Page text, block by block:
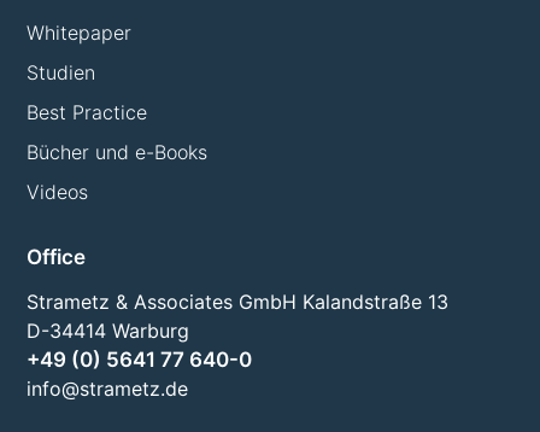
Whitepaper
Studien
Best Practice
Bücher und e-Books
Videos
Office
Strametz & Associates GmbH Kalandstraße 13
D-34414 Warburg
+49 (0) 5641 77 640-0
info@strametz.de